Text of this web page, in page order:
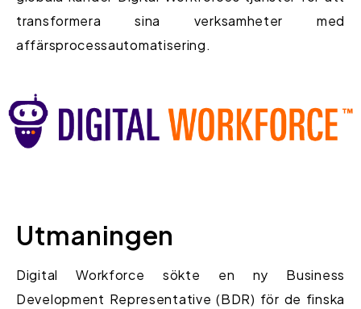
transformera sina verksamheter med
affärsprocessautomatisering.
Utmaningen
Digital Workforce sökte en ny Business
Development Representative (BDR) för de finska